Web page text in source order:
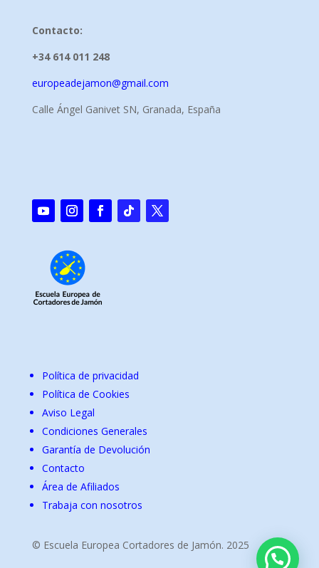
Contacto:
+34 614 011 248
europeadejamon@gmail.com
Calle Ángel Ganivet SN, Granada, España
Política de privacidad
Política de Cookies
Aviso Legal
Condiciones Generales
Garantía de Devolución
Contacto
Área de Afiliados
Trabaja con nosotros
© Escuela Europea Cortadores de Jamón. 2025